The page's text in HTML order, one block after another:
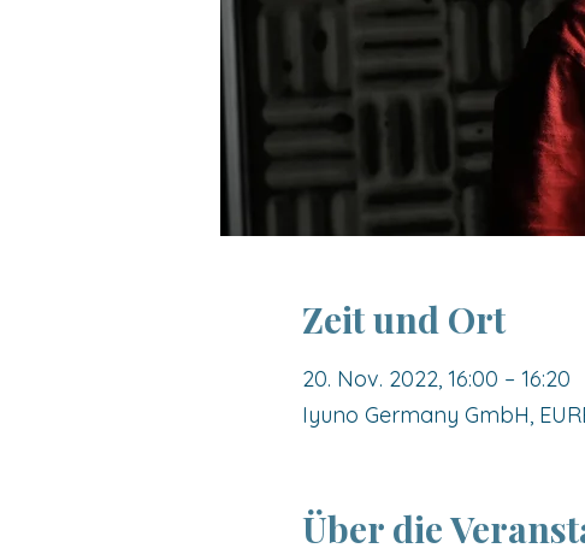
Zeit und Ort
20. Nov. 2022, 16:00 – 16:20
Iyuno Germany GmbH,
Über die